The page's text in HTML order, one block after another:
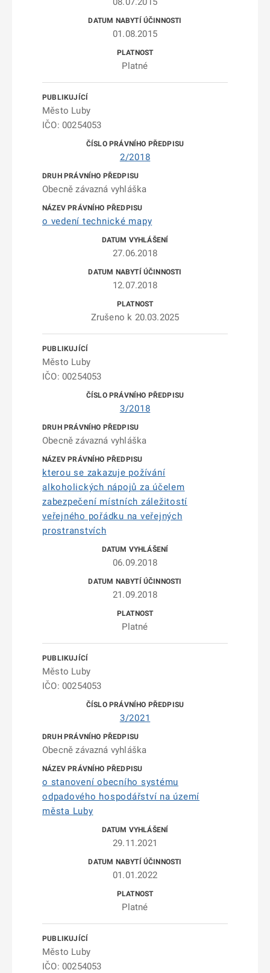
01.08.2015
Platné
Město Luby
IČO: 00254053
2/2018
Obecně závazná vyhláška
o vedení technické mapy
27.06.2018
12.07.2018
Zrušeno k 20.03.2025
Město Luby
IČO: 00254053
3/2018
Obecně závazná vyhláška
kterou se zakazuje požívání
alkoholických nápojů za účelem
zabezpečení místních záležitostí
veřejného pořádku na veřejných
prostranstvích
06.09.2018
21.09.2018
Platné
Město Luby
IČO: 00254053
3/2021
Obecně závazná vyhláška
o stanovení obecního systému
odpadového hospodářství na území
města Luby
29.11.2021
01.01.2022
Platné
Město Luby
IČO: 00254053